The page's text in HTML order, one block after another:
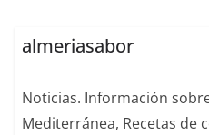
almeriasabor
Noticias. Información
Mediterránea, Recetas de